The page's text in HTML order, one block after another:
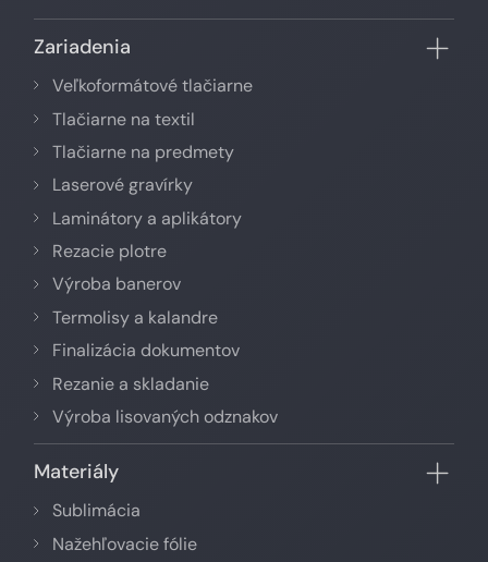
Zariadenia
Veľkoformátové tlačiarne
Tlačiarne na textil
Tlačiarne na predmety
Laserové gravírky
Laminátory a aplikátory
Rezacie plotre
Výroba banerov
Termolisy a kalandre
Finalizácia dokumentov
Rezanie a skladanie
Výroba lisovaných odznakov
Materiály
Sublimácia
Nažehľovacie fólie